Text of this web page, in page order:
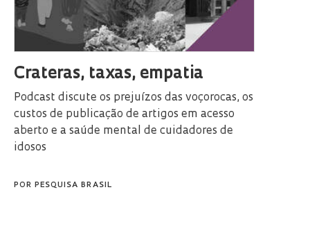
Crateras, taxas, empatia
Podcast discute os prejuízos das voçorocas, os
custos de publicação de artigos em acesso
aberto e a saúde mental de cuidadores de
idosos
POR PESQUISA BRASIL